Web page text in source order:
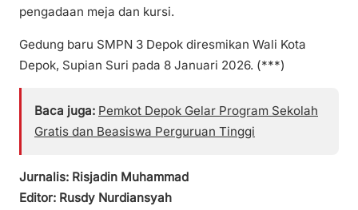
pengadaan meja dan kursi.
Gedung baru SMPN 3 Depok diresmikan Wali Kota
Depok, Supian Suri pada 8 Januari 2026. (***)
Baca juga: Pemkot Depok Gelar Program Sekolah
Gratis dan Beasiswa Perguruan Tinggi
Jurnalis: Risjadin Muhammad
Editor: Rusdy Nurdiansyah